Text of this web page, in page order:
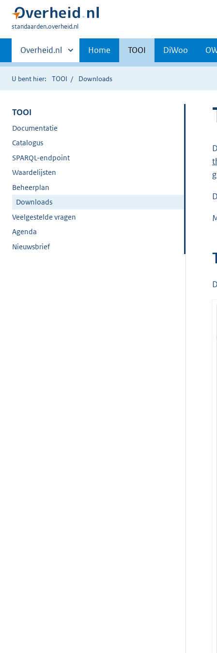
U
hier:
standaarden.overheid.nl
Primaire
navigatie
Andere
sites
binnen
Overheid.nl Home TOOI DiWoo
U bent hier: TOOI Downloads
TOOI
Documentatie
Catalogus
SPARQL-endpoint
Waardelijsten
Beheerplan
Downloads
Veelgestelde vragen
Agenda
Nieuwsbrief